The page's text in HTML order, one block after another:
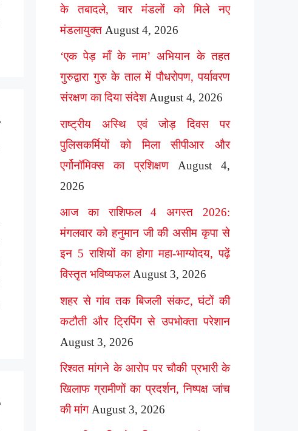
के तबादले, चार मंडलों को मिले नए
मंडलायुक्त August 4, 2026
‘एक पेड़ माँ के नाम’ अभियान के तहत
गुरुद्वारा गुरु के ताल में पौधरोपण, पर्यावरण
संरक्षण का दिया संदेश August 4, 2026
राष्ट्रीय अस्थि एवं जोड़ दिवस पर
पुलिसकर्मियों को मिला सीपीआर और
एर्गोनॉमिक्स का प्रशिक्षण
August 4,
2026
आज का राशिफल 4 अगस्त 2026:
मंगलवार को हनुमान जी की असीम कृपा से
इन 5 राशियों का होगा महा-भाग्योदय, पढ़ें
विस्तृत भविष्यफल August 3, 2026
शहर से गांव तक बिजली संकट, घंटों की
कटौती और ट्रिपिंग से उपभोक्ता परेशान
August 3, 2026
रिश्वत मांगने के आरोप पर चौकी प्रभारी के
खिलाफ ग्रामीणों का प्रदर्शन, निष्पक्ष जांच
की मांग August 3, 2026